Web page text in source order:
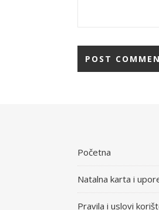
Početna
Natalna karta i
Pravila i uslovi